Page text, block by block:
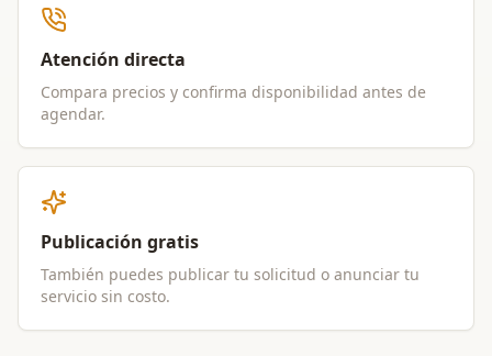
Atención directa
Compara precios y confirma disponibilidad antes de
agendar.
Publicación gratis
También puedes publicar tu solicitud o anunciar tu
servicio sin costo.